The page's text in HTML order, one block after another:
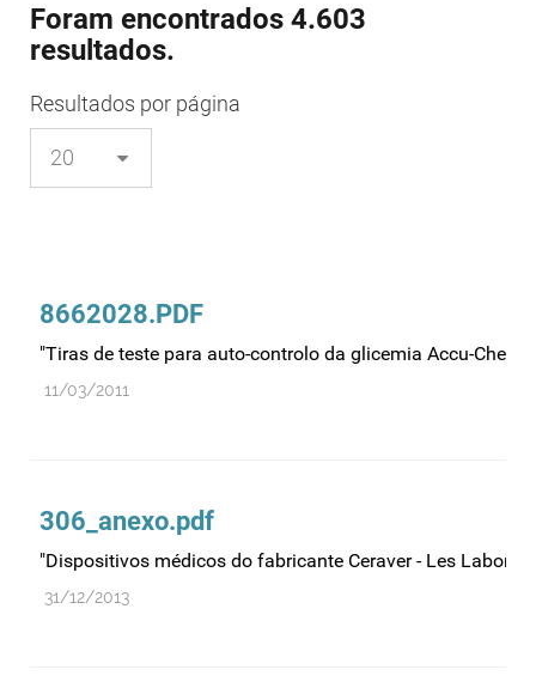
Boas práticas de investigação
Boas práticas de laboratório
Boas práticas regulamentares
Certificação
Ensaios clínicos
Entidades reguladoras
Estrutura e organização
Foram encontrados 4.603
resultados.
Resultados por página
8662028.PDF
"Tiras de teste para auto-controlo da glicemia Accu-Chek
11/03/2011
306_anexo.pdf
"Dispositivos médicos do fabricante Ceraver - Les
31/12/2013